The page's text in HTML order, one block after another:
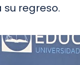
regreso.